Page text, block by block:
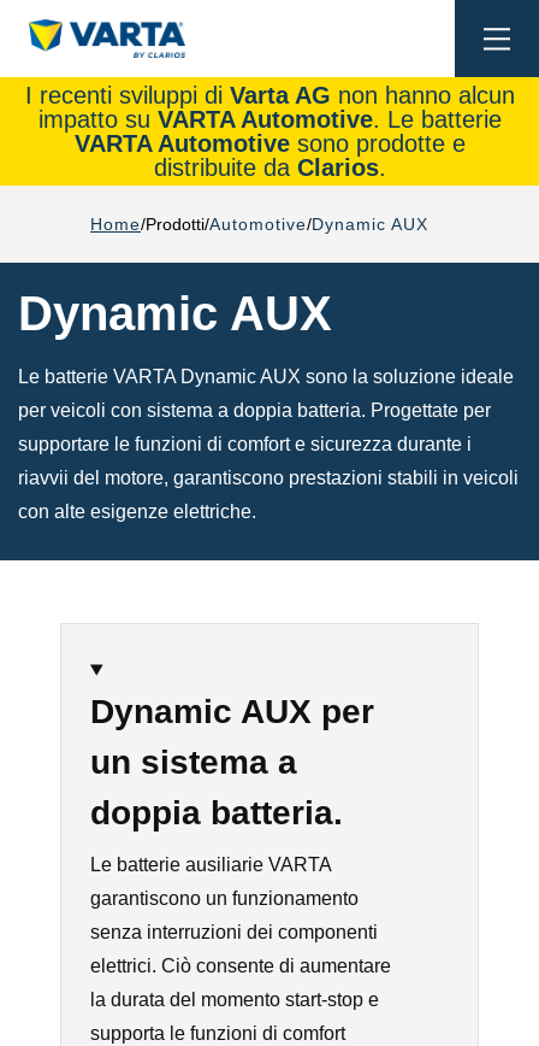
I recenti sviluppi di Varta AG non hanno alcun
impatto su VARTA Automotive. Le batterie
VARTA Automotivesono prodotte e
distribuite da Clarios.
Home Prodotti Automotive Dynamic AUX
Dynamic AUX
Le batterie VARTA Dynamic AUX sono la soluzione ideale
per veicoli con sistema a doppia batteria. Progettate per
supportare le funzioni di comfort e sicurezza durante i
riavvii del motore, garantiscono prestazioni stabili in veicoli
con alte esigenze elettriche.
Dynamic AUX per
un sistema a
doppia batteria.
Le batterie ausiliarie VARTA
garantiscono un funzionamento
senza interruzioni dei componenti
elettrici. Ciò consente di aumentare
la durata del momento start-stop e
supporta le funzioni di comfort